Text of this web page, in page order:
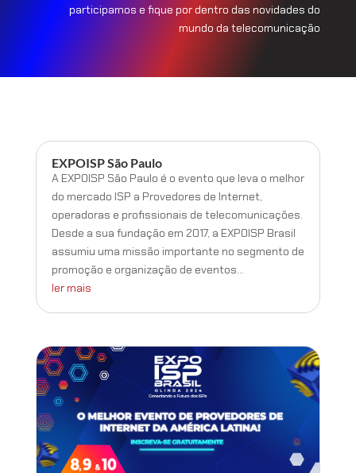
participamos e fique por dentro das novidades do
mundo da telecomunicação
EXPOISP São Paulo
A EXPOISP São Paulo é o evento que leva o melhor
do mercado ISP a Provedores de Internet,
operadoras e profissionais de telecomunicações.
Desde a sua fundação em 2017, a EXPOISP Brasil
assumiu uma missão importante no segmento de
promoção e organização de eventos...
ler mais